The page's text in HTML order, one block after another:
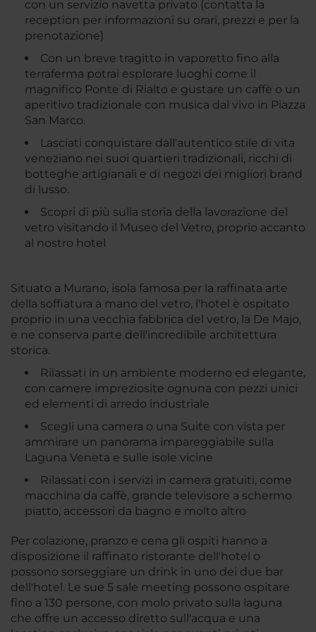
con un servizio navetta privato (contatta la
reception per informazioni su orari, prezzi e per la
prenotazione)
Con un breve tragitto in vaporetto fino alla
terraferma potrai esplorare luoghi come il
magnifico Ponte di Rialto e gustare un caffè o un
aperitivo tradizionale con musica dal vivo in Piazza
San Marco.
Lasciati conquistare dall'autentico stile di vita
veneziano nei suoi quartieri tradizionali, ricchi di
botteghe artigianali e di negozi dei migliori brand
di lusso.
Scopri di più sulla storia della lavorazione del
vetro visitando il Museo del Vetro, proprio accanto
al nostro hotel
Situato a Murano, isola famosa per la raffinata arte
della soffiatura a mano del vetro, l'hotel è ospitato
proprio in una vecchia fabbrica del vetro, la De Majo,
e ne conserva parte dell'incredibile architettura
storica.
Rilassati in un ambiente moderno ed elegante,
con camere impreziosite ognuna con pezzi unici
ed elementi di arredo industriale
Scegli una camera o una Suite con vista per
ammirare un panorama impareggiabile sulla
Laguna Veneta e sulle isole vicine
Rilassati con i servizi in camera gratuiti, come
macchina da caffè, grande televisore a schermo
piatto, accessori da bagno e molto altro
Per colazione, pranzo e cena gli ospiti hanno a
disposizione il raffinato ristorante dell'hotel o
possono sorseggiare un drink in uno dei due bar
dell'hotel. Le sue 5 sale meeting possono ospitare
fino a 130 persone, con molo privato sulla laguna
che offre un accesso diretto sull'acqua e una